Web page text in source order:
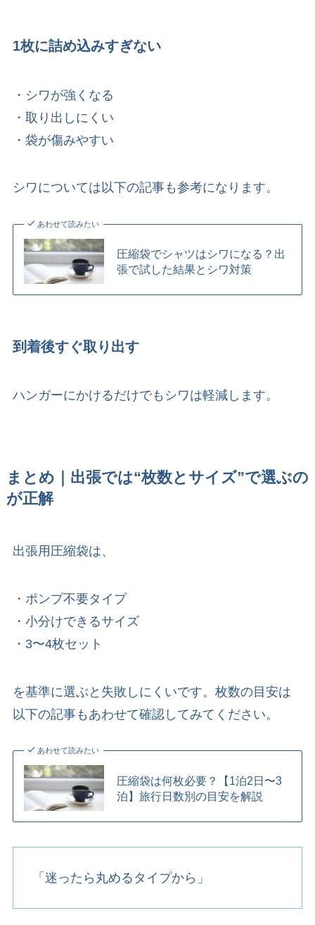
1枚に詰め込みすぎない
・シワが強くなる
・取り出しにくい
・袋が傷みやすい
シワについては以下の記事も参考になります。
あわせて読みたい
圧縮袋でシャツはシワになる？出
張で試した結果とシワ対策
到着後すぐ取り出す
ハンガーにかけるだけでもシワは軽減します。
まとめ｜出張では“枚数とサイズ”で選ぶの
が正解
出張用圧縮袋は、
・ポンプ不要タイプ
・小分けできるサイズ
・3〜4枚セット
を基準に選ぶと失敗しにくいです。枚数の目安は
以下の記事もあわせて確認してみてください。
あわせて読みたい
圧縮袋は何枚必要？【1泊2日〜3
泊】旅行日数別の目安を解説
「迷ったら丸めるタイプから」